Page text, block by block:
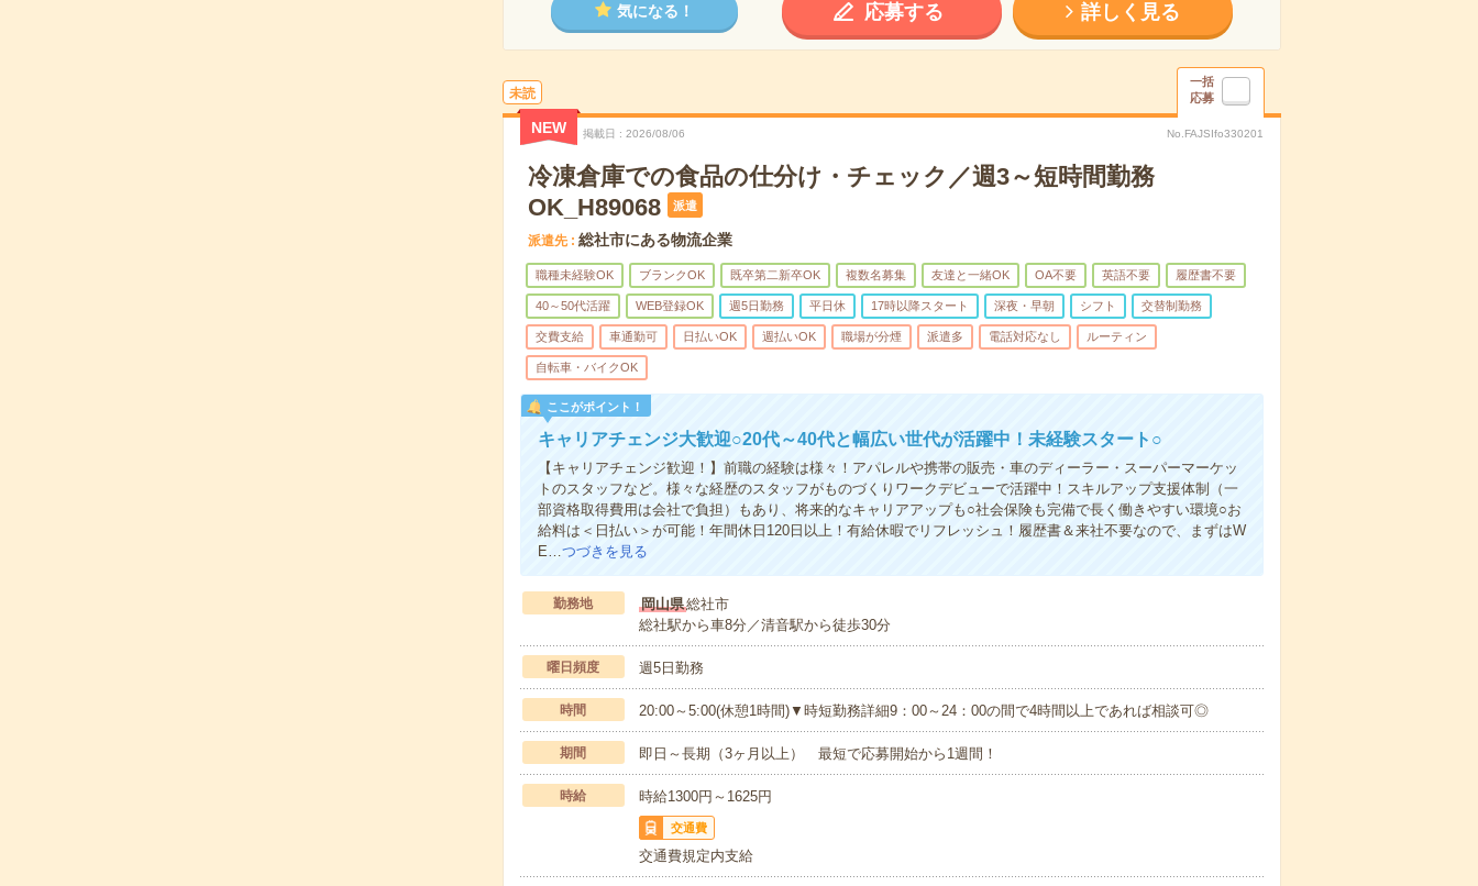
気になる！ 応募する 詳しく見る
未読
一括
応募
NEW 掲載日 2026/08/06 No.FAJSIfo330201
冷凍倉庫での食品の仕分け・チェック／週3～短時間勤務
OK_H89068
派遣
派遣先 総社市にある物流企業
職種未経験OK ブランクOK 既卒第二新卒OK 複数名募集 友達と一緒OK OA不要 英語不要 履歴書不要
40～50代活躍 WEB登録OK 週5日勤務 平日休 17時以降スタート 深夜・早朝 シフト 交替制勤務
交費支給 車通勤可 日払いOK 週払いOK 職場が分煙 派遣多 電話対応なし ルーティン
自転車・バイクOK
ここがポイント！
キャリアチェンジ大歓迎○20代～40代と幅広い世代が活躍中！未経験スタート○
【キャリアチェンジ歓迎！】前職の経験は様々！アパレルや携帯の販売・車のディーラー・スーパーマーケッ
トのスタッフなど。様々な経歴のスタッフがものづくりワークデビューで活躍中！スキルアップ支援体制（一
部資格取得費用は会社で負担）もあり、将来的なキャリアアップも○社会保険も完備で長く働きやすい環境○お
給料は＜日払い＞が可能！年間休日120日以上！有給休暇でリフレッシュ！履歴書＆来社不要なので、まずはW
E…つづきを見る
勤務地 岡山県総社市
総社駅から車8分／清音駅から徒歩30分
曜日頻度 週5日勤務
時間 20:00～5:00(休憩1時間)▼時短勤務詳細9：00～24：00の間で4時間以上であれば相談可◎
期間 即日～長期（3ヶ月以上） 最短で応募開始から1週間！
時給 時給1300円～1625円
交通費
交通費規定内支給